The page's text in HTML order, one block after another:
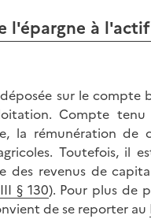
l'épargne à
sur le
Compte
la rémunération de
Toutefois, il
des revenus de
§ 130). Pour plus de
de se reporter au